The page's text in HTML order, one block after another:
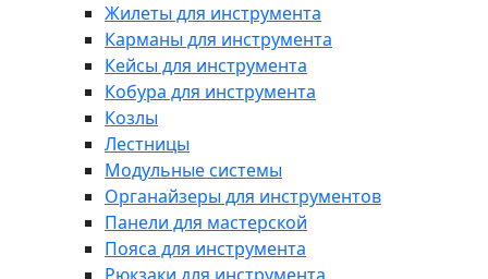
Жилеты для инструмента
Карманы для инструмента
Кейсы для инструмента
Кобура для инструмента
Козлы
Лестницы
Модульные системы
Органайзеры для инструментов
Панели для мастерской
Пояса для инструмента